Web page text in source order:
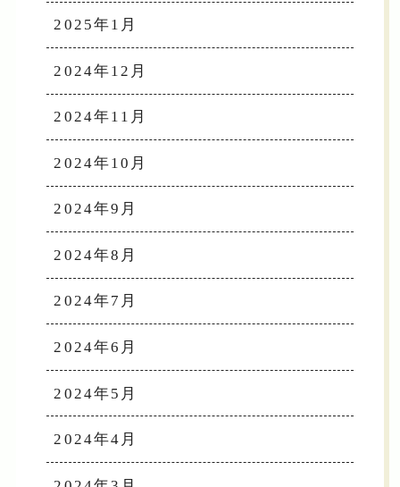
2025年1月
2024年12月
2024年11月
2024年10月
2024年9月
2024年8月
2024年7月
2024年6月
2024年5月
2024年4月